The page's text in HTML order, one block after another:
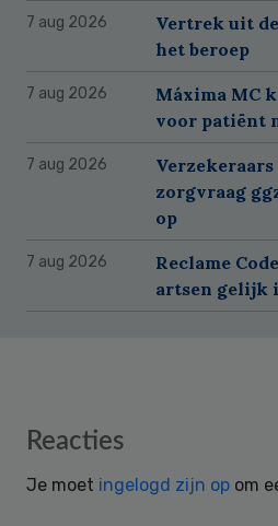
7 aug 2026
Vertrek uit
het beroep
7 aug 2026
Máxima MC
voor patiënt
7 aug 2026
zorgvraag
op
7 aug 2026
Reclame
artsen gelijk
Reader
Reacties
Je moet ingelogd zijn op om